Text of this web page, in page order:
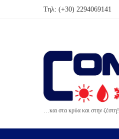
Τηλ: (+30) 2294069141
…και στα κρύα και στην ζέστη!